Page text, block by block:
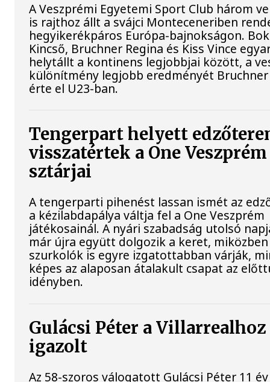
A Veszprémi Egyetemi Sport Club három
is rajthoz állt a svájci Monteceneriben
hegyikerékpáros Európa-bajnokságon.
Kincső, Bruchner Regina és Kiss Vince
helytállt a kontinens legjobbjai között, a
különítmény legjobb eredményét Bruchner
érte el U23-ban.
Tengerpart helyett
visszatértek a One Veszprém
sztárjai
A tengerparti pihenést lassan ismét az
a kézilabdapálya váltja fel a One Veszprém
játékosainál. A nyári szabadság utolsó
már újra együtt dolgozik a keret,
szurkolók is egyre izgatottabban várják,
képes az alaposan átalakult csapat az
idényben.
Gulácsi Péter a Villarrealhoz
igazolt
Az 58-szoros válogatott Gulácsi Péter 11